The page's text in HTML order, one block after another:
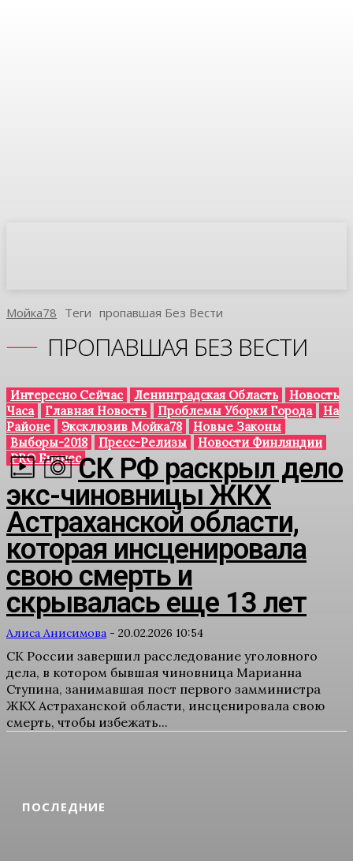
ПОСЛЕДНИЕ
Мойка78 Теги Пропавшая Без Вести
ПРОПАВШАЯ БЕЗ ВЕСТИ
Интересно Сейчас Ленинградская Область
Новость
Часа
Главная Новость Проблемы Уборки Города
На
Районе
Эксклюзив Мойка78
Новые Законы
Выборы-2018
Пресс-Релизы
Новости Финляндии
PRO БизнесСК РФ раскрыл дело
экс-чиновницы ЖКХ
Астраханской области,
которая инсценировала
свою смерть и
скрывалась еще 13 лет
Алиса Анисимова - 20.02.2026 10:54
СК России завершил расследование уголовного
дела, в котором бывшая чиновница Марианна
Стyпина, занимавшая пост первого замминистра
ЖКХ Астраханской области, инсценировала свою
смерть, чтобы избежать...